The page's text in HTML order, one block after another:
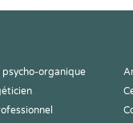
psycho-organique